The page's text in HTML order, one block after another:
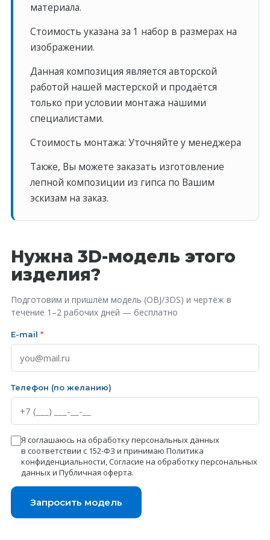
материала.
Стоимость указана за 1 набор в размерах на
изображении.
Данная композиция является авторской
работой нашей мастерской и продаётся
только при условии монтажа нашими
специалистами.
Стоимость монтажа: Уточняйте у менеджера
Также, Вы можете заказать изготовление
лепной композиции из гипса по Вашим
эскизам на заказ.
Нужна 3D-модель этого
изделия?
Подготовим и пришлём модель (OBJ/3DS) и чертёж в
течение 1–2 рабочих дней — бесплатно
E-mail *
Телефон (по желанию)
Я соглашаюсь на обработку персональных данных
в соответствии с 152-ФЗ и принимаю Политика
конфиденциальности,Согласие на обработку персональных
данныхи Публичная оферта.
Запросить модель